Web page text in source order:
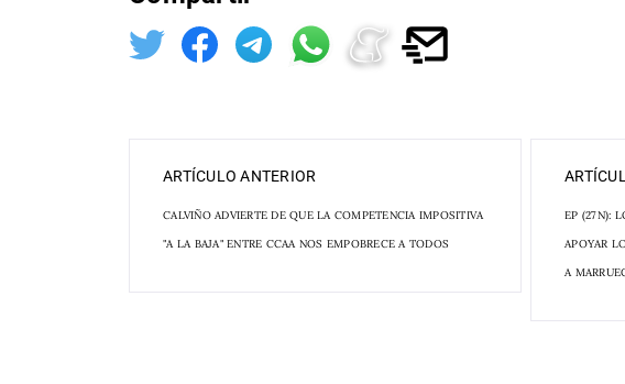
ARTÍCULO ANTERIOR
CALVIÑO ADVIERTE DE QUE LA COMPETENCIA IMPOSITIVA
"A LA BAJA" ENTRE CCAA NOS EMPOBRECE A TODOS
EP (27N):
APOYAR
A